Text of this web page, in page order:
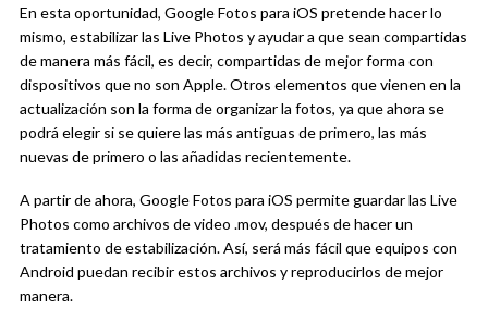
En esta oportunidad, Google Fotos para iOS pretende hacer lo
mismo, estabilizar las Live Photos y ayudar a que sean compartidas
de manera más fácil, es decir, compartidas de mejor forma con
dispositivos que no son Apple. Otros elementos que vienen en la
actualización son la forma de organizar la fotos, ya que ahora se
podrá elegir si se quiere las más antiguas de primero, las más
nuevas de primero o las añadidas recientemente.
A partir de ahora, Google Fotos para iOS permite guardar las Live
Photos como archivos de video .mov, después de hacer un
tratamiento de estabilización. Así, será más fácil que equipos con
Android puedan recibir estos archivos y reproducirlos de mejor
manera.